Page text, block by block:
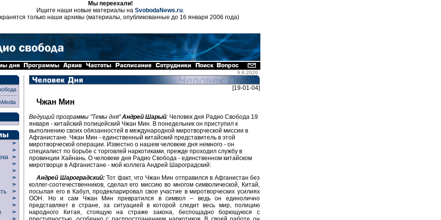
Мы переехали!
Ищите наши новые материалы на SvobodaNews.ru.
только наши архивы (материалы, опубликованные до 16 января 2006 года)
9.8.2026
>
>
>
>
>
>
>
>
>
>
>
[19-01-04]
Чжан Мин
Ведущий программы "Темы дня"Андрей Шарый: Человек дня Радио Свобода 19
января - китайский полицейский Чжан Мин. В понедельник он приступил к
выполнению своих обязанностей в международной миротворческой миссии в
Афганистане. Чжан Мин - единственный китайский представитель в этой
миротворческой операции. Известно о нашем человеке дня немного - он
специалист по борьбе с торговлей наркотиками, прежде проходил службу в
провинции Хайнань. О человеке дня Радио Свобода - единственном китайском
миротворце в Афганистане - мой коллега Андрей Шароградский:
Андрей Шароградский:Тот факт, что Чжан Мин отправился в Афганистан без
коллег-соотечественников, сделал его миссию во многом символической, Китай,
посылая его в Кабул, продекларировал свое участие в миротворческих усилиях
ООН. Но и сам Чжан Мин превратился в символ – ведь он единолично
представляет в стране, за ситуацией в которой следит весь мир, полицию
народного Китая, стоящую на страже закона, беспощадно борющуюся с